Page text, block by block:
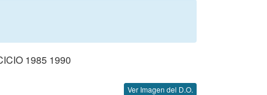
1985 1990
Ver Imagen del D.O.